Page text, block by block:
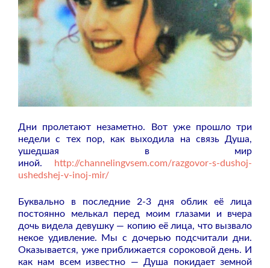
Дни пролетают незаметно. Вот уже прошло три
недели с тех пор, как выходила на связь Душа,
ушедшая в мир
иной.
http://channelingvsem.com/razgovor-s-dushoj-
ushedshej-v-inoj-mir/
Буквально в последние 2-3 дня облик её лица
постоянно мелькал перед моим глазами и вчера
дочь видела девушку — копию её лица, что вызвало
некое удивление. Мы с дочерью подсчитали дни.
Оказывается, уже приближается сороковой день. И
как нам всем известно — Душа покидает земной